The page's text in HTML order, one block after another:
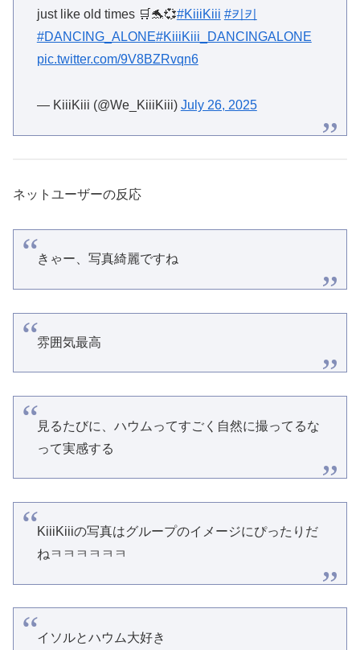
just like old times 🛒🐬💞#KiiiKiii #키키
#DANCING_ALONE#KiiiKiii_DANCINGALONE
pic.twitter.com/9V8BZRvqn6
— KiiiKiii (@We_KiiiKiii) July 26, 2025
ネットユーザーの反応
きゃー、写真綺麗ですね
雰囲気最高
見るたびに、ハウムってすごく自然に撮ってるな
って実感する
KiiiKiiiの写真はグループのイメージにぴったりだ
ねㅋㅋㅋㅋㅋㅋ
イソルとハウム大好き